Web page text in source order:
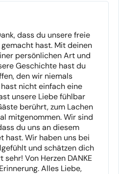
dass du unsere freie
hast. Mit deinen
persönlichen Art und
Geschichte hast du
den wir niemals
nicht einfach eine
unsere Liebe fühlbar
berührt, zum Lachen
mitgenommen. Wir sind
du uns an diesem
hast. Wir haben uns bei
und schätzen dich
Von Herzen DANKE
Alles Liebe,